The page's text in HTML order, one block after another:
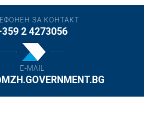
ЗА КОНТАКТ
2 4273056
E-MAIL